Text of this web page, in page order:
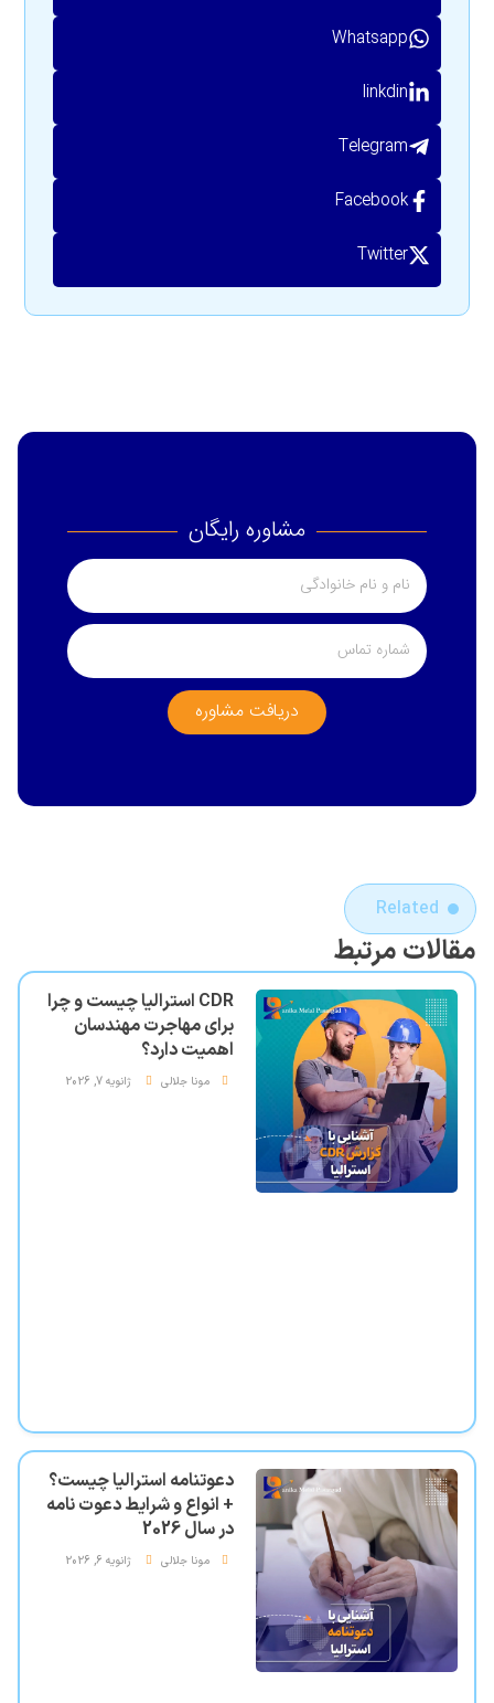
Whatsapp
linkdin
Telegram
Facebook
Twitter
مشاوره رایگان
دریافت مشاوره
Related
مقالات مرتبط
CDR استرالیا چیست و چرا
برای مهاجرت مهندسان
اهمیت دارد؟
مونا جلالی ژانویه 7, 2026
دعوتنامه استرالیا چیست؟
+ انواع و شرایط دعوت نامه
در سال 2026
مونا جلالی ژانویه 6, 2026